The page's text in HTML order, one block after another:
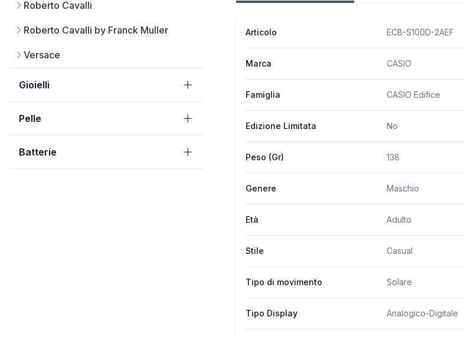
Roberto Cavalli
Roberto Cavalli by Franck Muller
Versace
Gioielli
Pelle
Batterie
Articolo ECB-S100D-2AEF
Marca CASIO
Famiglia CASIO Edifice
Edizione Limitata No
Peso (Gr) 138
Genere Maschio
Età Adulto
Stile Casual
Tipo di movimento Solare
Tipo Display Analogico-Digitale